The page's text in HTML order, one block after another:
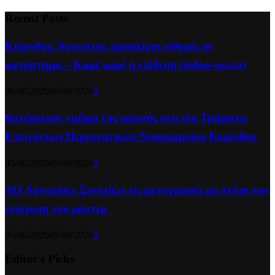
Κόρινθος: Άγνωστος προκάλεσε φθορές σε
κατάστημα – Καρέ καρέ η επίθεση (video-φωτο)
0
Kατέρρευσε τμήμα της οροφής στα νέα Τμήματα
Επειγόντων Περιστατικών Νοσοκομείου Κορίνθου
0
ΑΟ Λουτράκι: Συνεχίζει τις μεταγραφές με στόχο την
ενίσχυση του ρόστερ
0